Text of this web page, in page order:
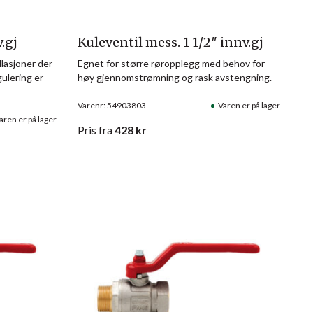
er på lager
der
er
Kuleventil mess. 1 1/2″ innv.gj
Varenr: 54903803 Varen er på lager
Egnet for større røropplegg med behov for
høy gjennomstrømning og rask avstengning.
Pris fra428kr